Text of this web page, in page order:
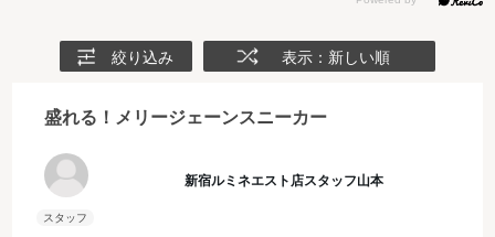
絞り込み 表示：新しい順
盛れる！メリージェーンスニーカー
新宿ルミネエスト店スタッフ山本